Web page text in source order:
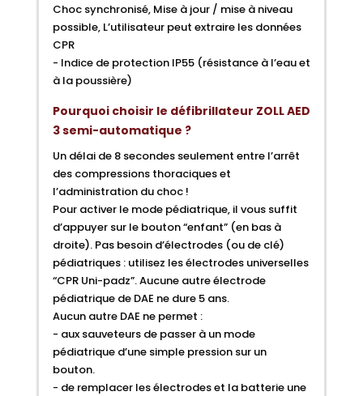
Choc synchronisé, Mise à jour / mise à niveau
possible, L’utilisateur peut extraire les données
CPR
- Indice de protection IP55 (résistance à l’eau et
à la poussière)
Pourquoi choisir le défibrillateur ZOLL AED
3 semi-automatique ?
Un délai de 8 secondes seulement entre l’arrêt
des compressions thoraciques et
l’administration du choc !
Pour activer le mode pédiatrique, il vous suffit
d’appuyer sur le bouton “enfant” (en bas à
droite). Pas besoin d’électrodes (ou de clé)
pédiatriques : utilisez les électrodes universelles
“CPR Uni-padz”. Aucune autre électrode
pédiatrique de DAE ne dure 5 ans.
Aucun autre DAE ne permet :
- aux sauveteurs de passer à un mode
pédiatrique d’une simple pression sur un
bouton.
- de remplacer les électrodes et la batterie une